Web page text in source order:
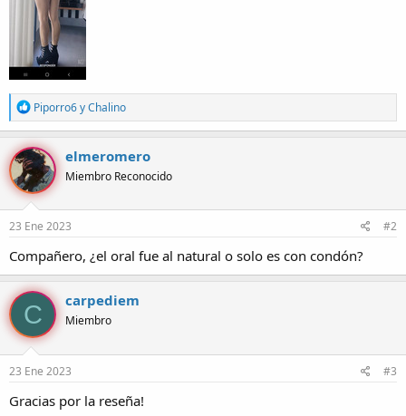
R
e
a
c
c
o
n
e
:
Piporro6yChalino
elmeromero
Miembro Reconocido
23 Ene 2023 #2
Compañero, ¿el oral fue al natural o solo es con condón?
C carpediem
Miembro
23 Ene 2023 #3
Gracias por la reseña!